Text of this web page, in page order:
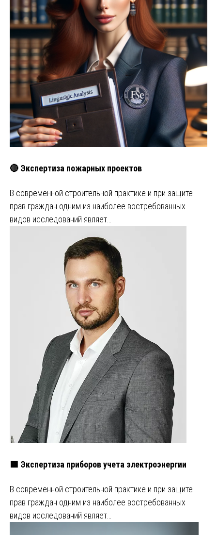
🔴 Экспертиза пожарных проектов
В современной строительной практике и при защите
прав граждан одним из наиболее востребованных
видов исследований являет…
🟩 Экспертиза приборов учета электроэнергии
В современной строительной практике и при защите
прав граждан одним из наиболее востребованных
видов исследований являет…